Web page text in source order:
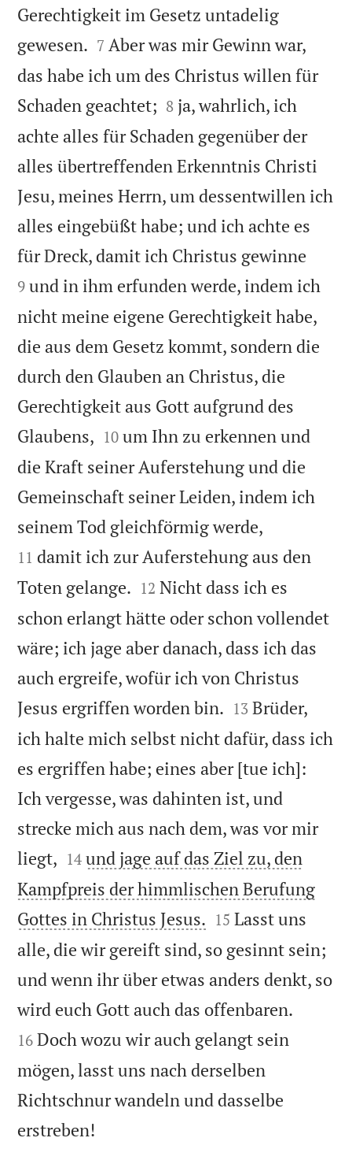
Gerechtigkeit im Gesetz untadelig
gewesen. 

7 Aber was mir Gewinn war,
das habe ich um des Christus willen für
Schaden geachtet; 

8 ja, wahrlich, ich
achte alles für Schaden gegenüber der
alles übertreffenden Erkenntnis Christi
Jesu, meines Herrn, um dessentwillen ich
alles eingebüßt habe; und ich achte es
für Dreck, damit ich Christus gewinne
9 und in ihm erfunden werde, indem ich
nicht meine eigene Gerechtigkeit habe,
die aus dem Gesetz kommt, sondern die
durch den Glauben an Christus, die
Gerechtigkeit aus Gott aufgrund des
Glaubens, 

10 um Ihn zu erkennen und
die Kraft seiner Auferstehung und die
Gemeinschaft seiner Leiden, indem ich
seinem Tod gleichförmig werde,
11 damit ich zur Auferstehung aus den
Toten gelange. 

12 Nicht dass ich es
schon erlangt hätte oder schon vollendet
wäre; ich jage aber danach, dass ich das
auch ergreife, wofür ich von Christus
Jesus ergriffen worden bin. 

13 Brüder,
ich halte mich selbst nicht dafür, dass ich
es ergriffen habe; eines aber [tue ich]:
Ich vergesse, was dahinten ist, und
strecke mich aus nach dem, was vor mir
liegt, 

14 und jage auf das Ziel zu, den
Kampfpreis der himmlischen Berufung
Gottes in Christus Jesus. 

15 Lasst uns
alle, die wir gereift sind, so gesinnt sein;
und wenn ihr über etwas anders denkt, so
wird euch Gott auch das offenbaren.
16 Doch wozu wir auch gelangt sein
mögen, lasst uns nach derselben
Richtschnur wandeln und dasselbe
erstreben!